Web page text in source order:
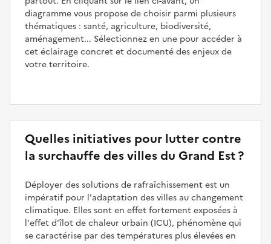
diagramme vous propose de choisir parmi plusieurs
thématiques : santé, agriculture, biodiversité,
aménagement... Sélectionnez en une pour accéder à
cet éclairage concret et documenté des enjeux de
votre territoire.
Quelles initiatives pour lutter contre
la surchauffe des villes du Grand Est ?
Déployer des solutions de rafraîchissement est un
impératif pour l'adaptation des villes au changement
climatique. Elles sont en effet fortement exposées à
l'effet d'îlot de chaleur urbain (ICU), phénomène qui
se caractérise par des températures plus élevées en